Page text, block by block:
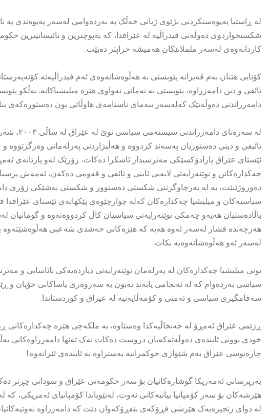
لە ڕاستیا پەیوەستکردنی بژێوی ژیانی خەڵک بە بەردەوامی لەسەر پەیوەندی بە
شکستخواردوی دەوڵەتی فیدراڵیە لە عێراقدا، کە بەپوچترین و نائیسانیترین
کاردانەوەی لەسەر ململانێکان هەمیشە خراپتر دەبێت.
کۆتایی هێنان بەم قەیرانە پێویستی بە هەڵوەشانەوەی ئەم فیدراڵیەتە
تائفی و دین دامەزراوە، پێویستی بە نەمانی تەواوی هێزە میلیشیاکانە. بەڵکو
دامەزراندنی دەوڵەتێک کەلەسەر بنەمای ناسنامەی هاوڵاتی بون دەستورەکەی
لە
تائیفی و دینی دەستوریان پەسەند کردووە و هەڵبژاردنی پەرلەمانی وەرگرتووە
ئێستای عێراق پارادۆکسێکی مەترسیدار ئاشکرا دەکات، زۆرێک لەو پارتانەی
چەکدارەکانن و نوێنەرایەتی لایەنی ئاینی و تائفی و قەومی دەکەن، ئەمەش
دەوروژێنێت، بە لە بەرچاوگرتنی شکستی دەستوور و شکستی بەشێکی زۆری
سیاسیەکان و میلیشیا چەکدارەکان کەلە چوارچێوەی پێکهاتەی ئێستای عێراقدا
باڵادەستیان هەیەو چەمکی نوێنەرایەتی سیاسیان کاڵ کردووەتەوە و
هەرچەندە فشار لەسەر ئەوە هەیە کە هێزەکانی حەشدی شەعبی هەڵوەشێتەوە
لەسەر ئەو هەڵوەشانەوەیە بکات.
بونی میلیشیا چەکدارەکان لە پەرلەمان نوێنەرایەتی دیاردەیەکی نائاسایی و
سیاسی بەردەوام کە لە ئەنجامی پابەند نەبون بە سەروەری یاساکانی خۆیان و
سەقامگیری سیاسی و ئەمنی و کۆمەڵایەتیە لە عیراق و کوردستاندا.
ڕژێمی عێراق ئەمڕۆ لە جەنجاڵیەکدا وەستاوە، بە ملکەچی هێزە
خودی بوونی ئایندەی دەوڵەتەکەیان دروست دەکات نەک تەنها دامەزراوەکانی
چارەنوسی عێراق بەم شێوازی حوکمرانیە بەستراوە بە ئایندەی ئێرانەوە.!
بەرپرسانی ئەمەریکا گوشارەکانیان بۆ سەر حکومەتی عێراق و سودانی چڕتر
هێرشەکان بۆ سەر کۆمپانیا بیانیەکانی نەوت، لەنێویاندا کۆمپانیای ئەمریکی،
لە دوای زنجیرەیەک هێرشی فڕۆکەی بێفڕۆکەوان دێت کە دامەزراوە